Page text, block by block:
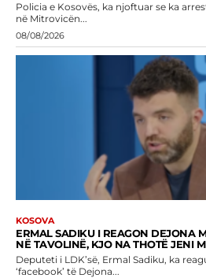
Policia e Kosovës, ka njoftuar se ka
në Mitrovicën...
08/08/2026
KOSOVA
ERMAL SADIKU I REAGON DEJONA
NË TAVOLINË, KJO NA THOTË JENI
Deputeti i LDK’së, Ermal Sadiku, ka
‘facebook’ të Dejona...